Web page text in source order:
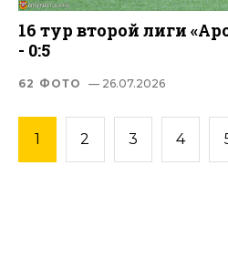
16 тур второй лиги
- 0:5
62 ФОТО — 26.07.2026
1 2 3 4